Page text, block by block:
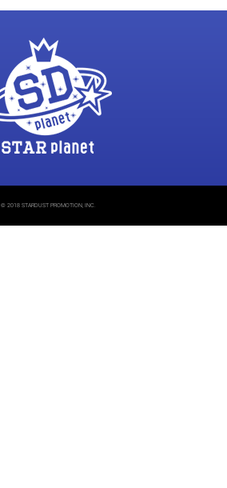
© 2018 STARDUST PROMOTION, INC.